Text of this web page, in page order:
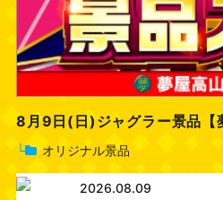
8月9日(日)ジャグラー景品【
└ オリジナル景品
2026.08.09